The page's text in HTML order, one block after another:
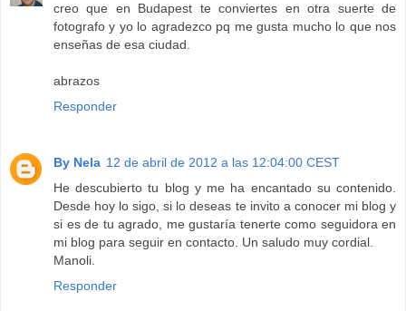
creo que en Budapest te conviertes en otra suerte de
fotografo y yo lo agradezco pq me gusta mucho lo que nos
enseñas de esa ciudad.
abrazos
Responder
By Nela 12 de abril de 2012 a las 12:04:00 CEST
He descubierto tu blog y me ha encantado su contenido.
Desde hoy lo sigo, si lo deseas te invito a conocer mi blog y
si es de tu agrado, me gustaría tenerte como seguidora en
mi blog para seguir en contacto. Un saludo muy cordial.
Manoli.
Responder